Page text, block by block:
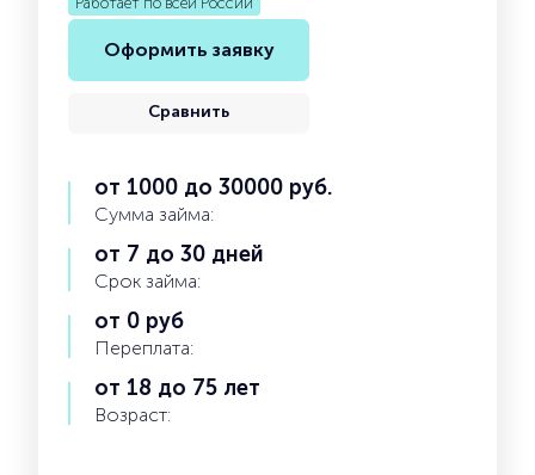
Оформить заявку
Сравнить
от 1000 до 30000 руб.
Сумма займа:
от 7 до 30 дней
Срок займа:
от 0 руб
Переплата:
от 18 до 75 лет
Возраст: